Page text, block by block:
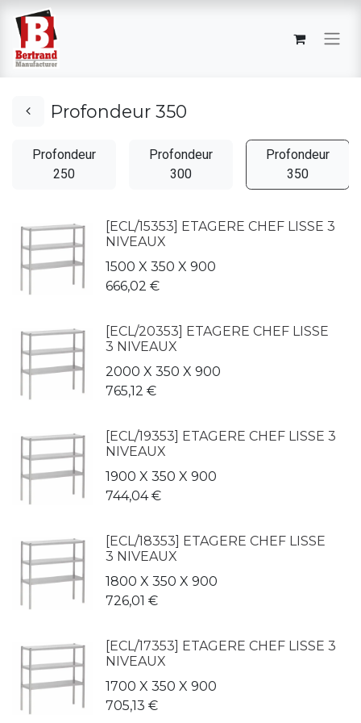
Profondeur 350
Profondeur
250
Profondeur
300
Profondeur
350
[ECL/15353] ETAGERE CHEF LISSE 3
NIVEAUX
1500 X 350 X 900
666,02 €
[ECL/20353] ETAGERE CHEF LISSE
3 NIVEAUX
2000 X 350 X 900
765,12 €
[ECL/19353] ETAGERE CHEF LISSE 3
NIVEAUX
1900 X 350 X 900
744,04€
[ECL/18353] ETAGERE CHEF LISSE
3 NIVEAUX
1800 X 350 X 900
726,01 €
[ECL/17353] ETAGERE CHEF LISSE 3
NIVEAUX
1700 X 350 X 900
705,13 €